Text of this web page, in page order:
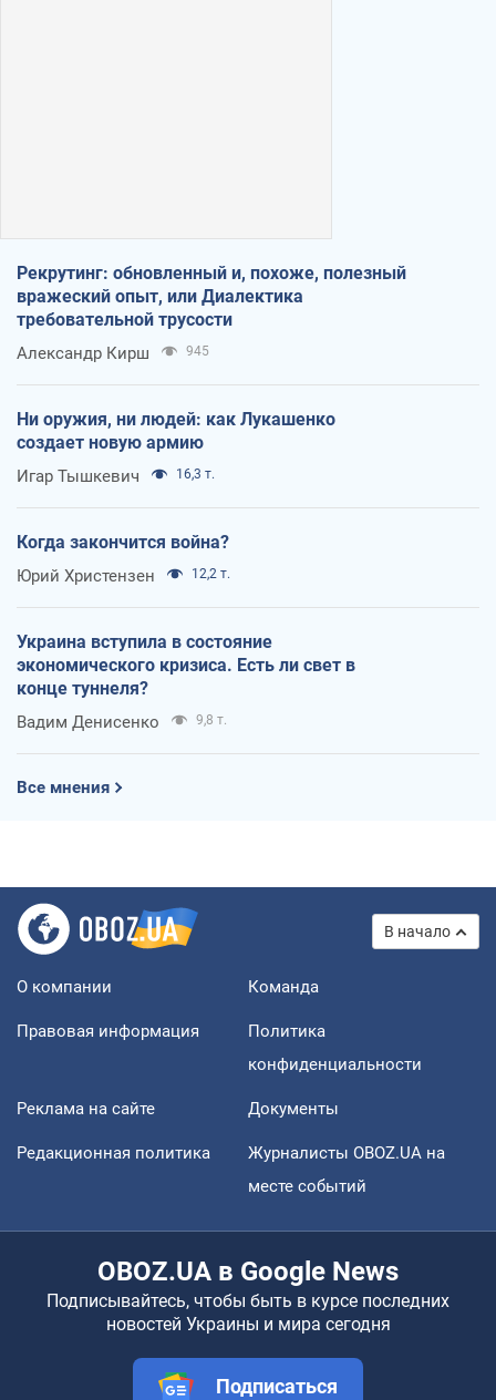
Рекрутинг: обновленный и, похоже, полезный
вражеский опыт, или Диалектика
требовательной трусости
Александр Кирш 945
Ни оружия, ни людей: как Лукашенко
создает новую армию
Игар Тышкевич 16,3 т.
Когда закончится война?
Юрий Христензен 12,2 т.
Украина вступила в состояние
экономического кризиса. Есть ли свет в
конце туннеля?
Вадим Денисенко 9,8 т.
Все мнения
В начало
О компании Команда
Правовая информация
Политика
конфиденциальности
Реклама на сайте Документы
Редакционная политика
Журналисты OBOZ.UA на
месте событий
OBOZ.UA в Google News
Подписывайтесь, чтобы быть в курсе последних
новостей Украины и мира сегодня
Подписаться